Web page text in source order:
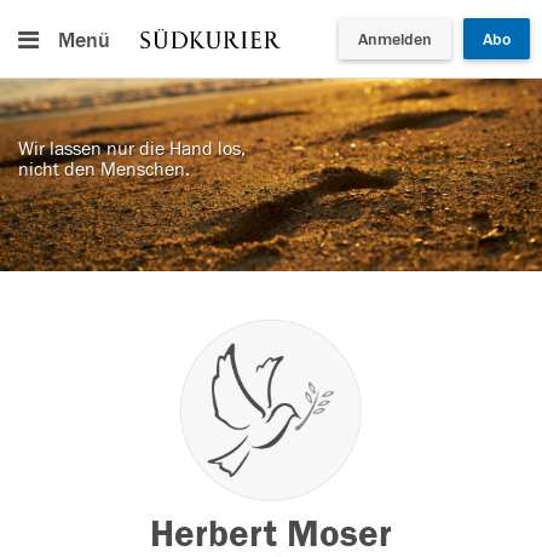
Menü Anmelden Abo
Wir lassen nur die Hand los,
nicht den Menschen.
Herbert Moser